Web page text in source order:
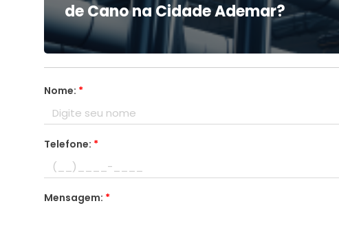
de Cano na Cidade Ademar?
Nome: *
Telefone: *
Mensagem: *